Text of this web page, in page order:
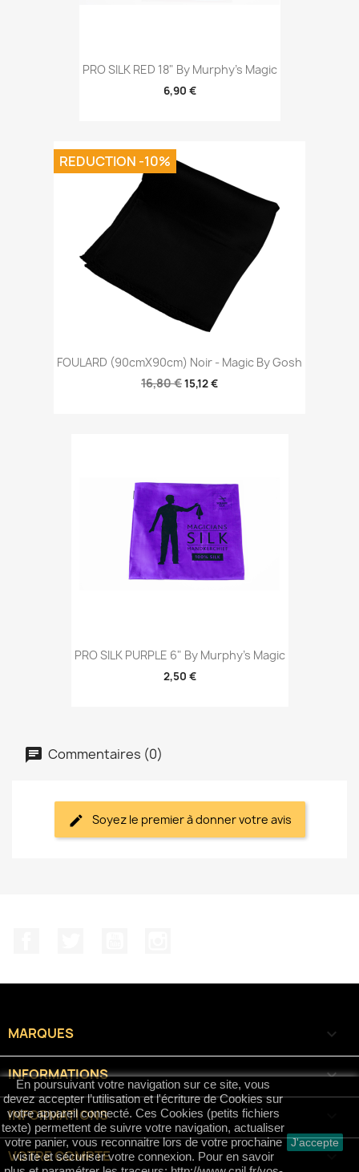
PRO SILK RED 18" By Murphy's Magic
6,90 €
FOULARD (90cmX90cm) Noir - Magic By Gosh
16,80 €15,12 €
REDUCTION -10%
PRO SILK PURPLE 6" By Murphy's Magic
2,50 €
Commentaires (0)
Soyez le premier à donner votre avis
MARQUES 
INFORMATIONS 
INFORMATIONS
En poursuivant votre navigation sur ce site, vous
devez accepter l’utilisation et l'écriture de Cookies sur
votre appareil connecté. Ces Cookies (petits fichiers
texte) permettent de suivre votre navigation, actualiser
votre panier, vous reconnaitre lors de votre prochaine
visite et sécuriser votre connexion. Pour en savoir
J'accepte
VOTRE COMPTE 